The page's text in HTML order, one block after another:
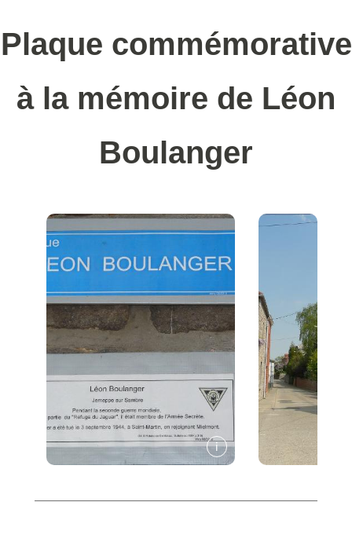
Plaque commémorative
à la mémoire de Léon
Boulanger